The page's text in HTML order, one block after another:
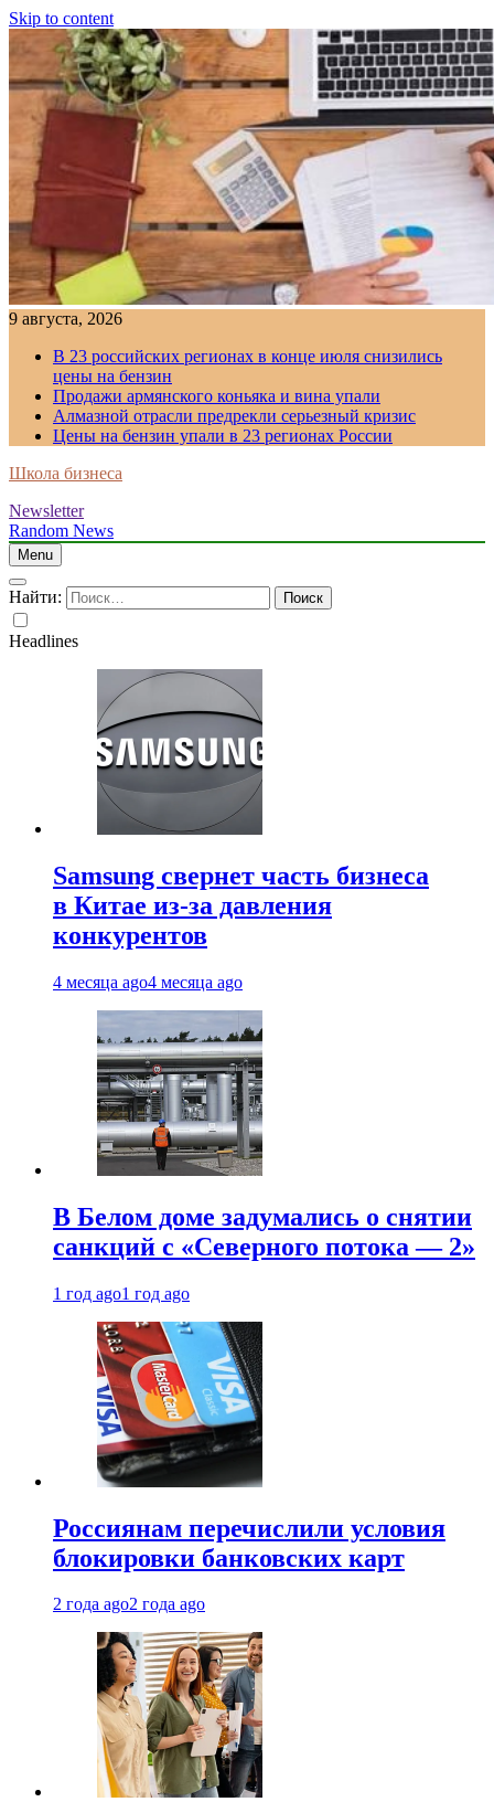
Skip to content
9 августа, 2026
В 23 российских регионах в конце июля снизились
цены на бензин
Продажи армянского коньяка и вина упали
Алмазной отрасли предрекли серьезный кризис
Цены на бензин упали в 23 регионах России
Школа бизнеса
Newsletter
Random News
Menu
Найти:
Headlines
Samsung свернет часть бизнеса
в Китае из-за давления
конкурентов
4 месяца ago4 месяца ago
В Белом доме задумались о снятии
санкций с «Северного потока — 2»
1 год ago1 год ago
Россиянам перечислили условия
блокировки банковских карт
2 года ago2 года ago